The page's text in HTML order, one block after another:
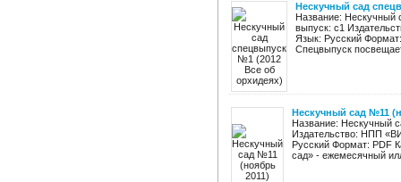
Нескучный сад
Название: Нескучный
выпуск: с1
Язык: Русский
Спецвыпуск
Нескучный сад №11
Название: Нескучный
Издательство: НПП
Русский Формат: PDF
сад» - ежемесячный